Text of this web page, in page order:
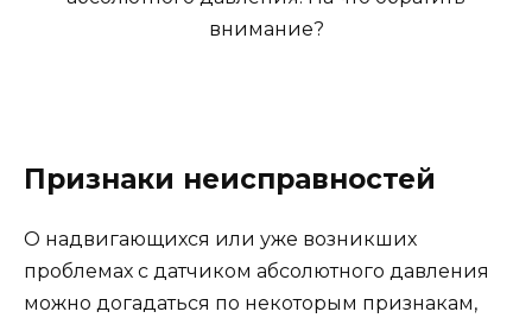
Признаки неисправностей
О надвигающихся или уже возникших
проблемах с датчиком абсолютного давления
можно догадаться по некоторым признакам,